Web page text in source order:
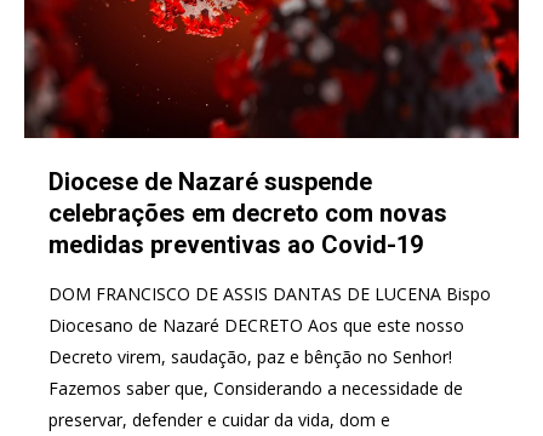
Diocese de Nazaré suspende
celebrações em decreto com novas
medidas preventivas ao Covid-19
DOM FRANCISCO DE ASSIS DANTAS DE LUCENA Bispo
Diocesano de Nazaré DECRETO Aos que este nosso
Decreto virem, saudação, paz e bênção no Senhor!
Fazemos saber que, Considerando a necessidade de
preservar, defender e cuidar da vida, dom e